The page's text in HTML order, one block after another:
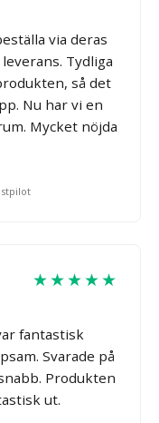
via deras
Tydliga
så det
Nu har vi en
Mycket nöjda
★★★★★
fantastisk
Svarade på
Produkten
ut.